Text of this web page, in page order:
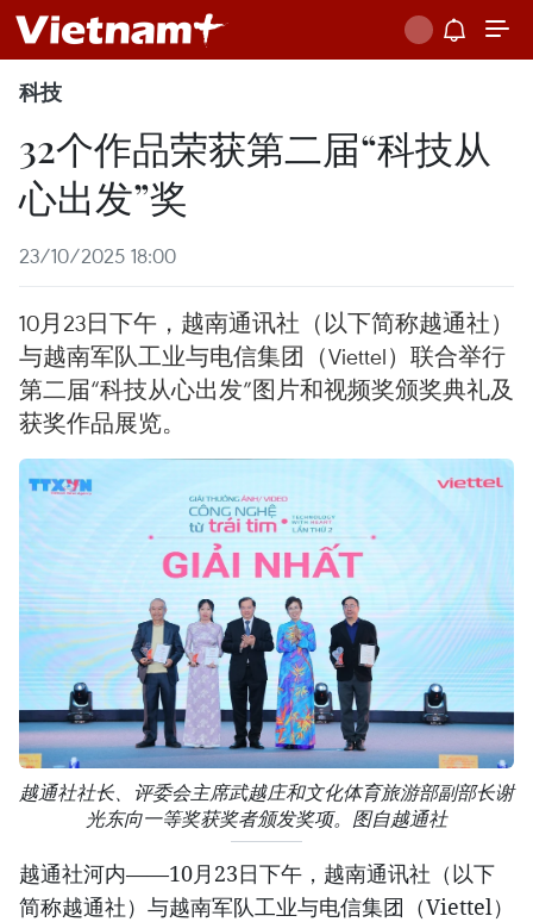
科技
32个作品荣获第二届“科技从
心出发”奖
23/10/2025 18:00
10月23日下午，越南通讯社（以下简称越通社）
与越南军队工业与电信集团（Viettel）联合举行
第二届“科技从心出发”图片和视频奖颁奖典礼及
获奖作品展览。
越通社社长、评委会主席武越庄和文化体育旅游部副部长谢
光东向一等奖获奖者颁发奖项。图自越通社
越通社河内——10月23日下午，越南通讯社（以下
简称越通社）与越南军队工业与电信集团（Viettel）